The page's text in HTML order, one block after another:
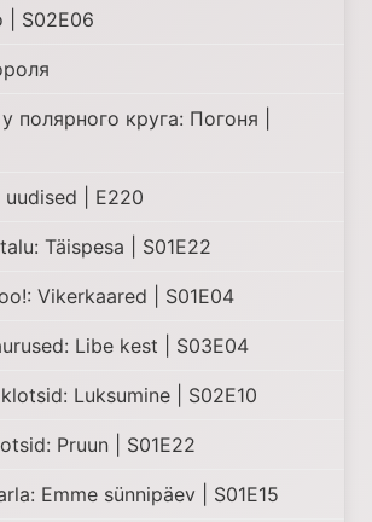
| S02E06
полярного круга: Погоня |
uudised | E220
Täispesa | S01E22
Vikerkaared | S01E04
Libe kest | S03E04
Luksumine | S02E10
Pruun | S01E22
Emme sünnipäev | S01E15